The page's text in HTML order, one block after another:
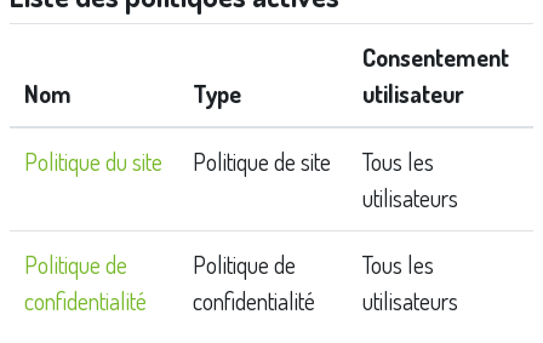
Nom Type
Consentement
utilisateur
Politique du site Politique de site
Tous les
utilisateurs
Politique de
confidentialité
Politique de
confidentialité
Tous les
utilisateurs